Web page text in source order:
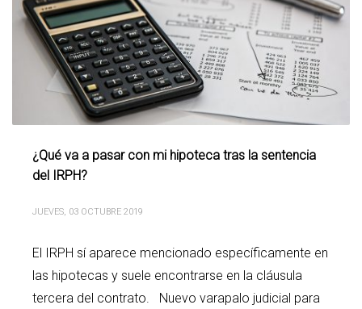
¿Qué va a pasar con mi hipoteca tras la sentencia
del IRPH?
JUEVES, 03 OCTUBRE 2019
El IRPH sí aparece mencionado específicamente en
las hipotecas y suele encontrarse en la cláusula
tercera del contrato. Nuevo varapalo judicial para